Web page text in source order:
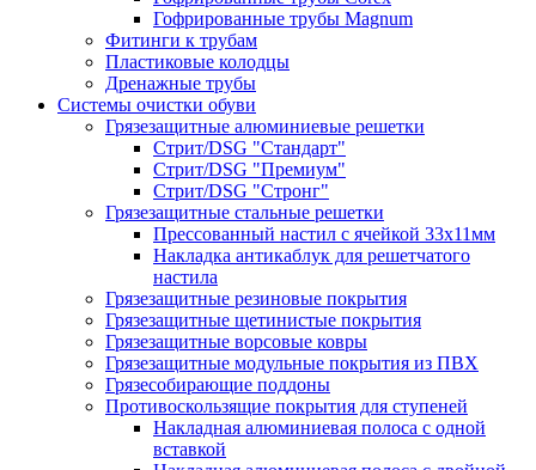
Гофрированные трубы Magnum
Фитинги к трубам
Пластиковые колодцы
Дренажные трубы
Системы очистки обуви
Грязезащитные алюминиевые решетки
Стрит/DSG "Стандарт"
Стрит/DSG "Премиум"
Стрит/DSG "Стронг"
Грязезащитные стальные решетки
Прессованный настил с ячейкой 33х11мм
Накладка антикаблук для решетчатого
настила
Грязезащитные резиновые покрытия
Грязезащитные щетинистые покрытия
Грязезащитные ворсовые ковры
Грязезащитные модульные покрытия из ПВХ
Грязесобирающие поддоны
Противоскользящие покрытия для ступеней
Накладная алюминиевая полоса с одной
вставкой